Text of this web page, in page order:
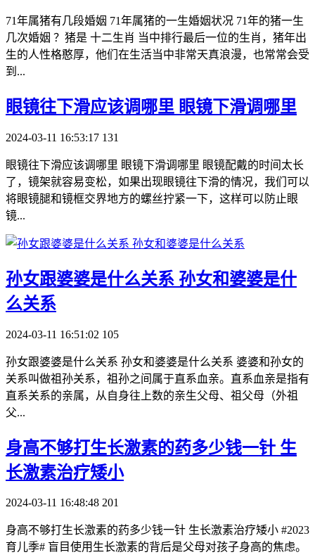
71年属猪有几段婚姻 71年属猪的一生婚姻状况 71年的猪一生
几次婚姻 ？猪是 十二生肖 当中排行最后一位的生肖，猪年出
生的人性格憨厚，他们在生活当中非常天真浪漫，也常常会受
到...
​眼镜往下滑应该调哪里 眼镜下滑调哪里
2024-03-11 16:53:17 131
眼镜往下滑应该调哪里 眼镜下滑调哪里 眼镜配戴的时间太长
了，镜架就容易变松，如果出现眼镜往下滑的情况，我们可以
将眼镜腿和镜框交界地方的螺丝拧紧一下，这样可以防止眼
镜...
​孙女跟婆婆是什么关系 孙女和婆婆是什
么关系
2024-03-11 16:51:02 105
孙女跟婆婆是什么关系 孙女和婆婆是什么关系 婆婆和孙女的
关系叫做祖孙关系，祖孙之间属于直系血亲。直系血亲是指有
直系关系的亲属，从自身往上数的亲生父母、祖父母（外祖
父...
​身高不够打生长激素的药多少钱一针 生
长激素治疗矮小
2024-03-11 16:48:48 201
身高不够打生长激素的药多少钱一针 生长激素治疗矮小 #2023
育儿季# 盲目使用生长激素的背后是父母对孩子身高的焦虑。